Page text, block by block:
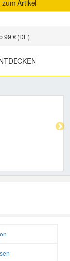
zum Artikel
99 € (DE)